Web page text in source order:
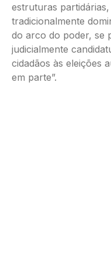
estruturas
tradicionalmente
do arco do poder, se
judicialmente
cidadãos às eleições
em parte”.